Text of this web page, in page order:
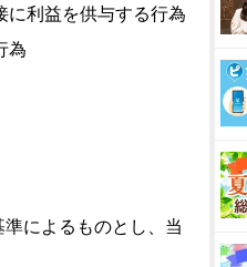
に利益を供与する行為
為
によるものとし、当